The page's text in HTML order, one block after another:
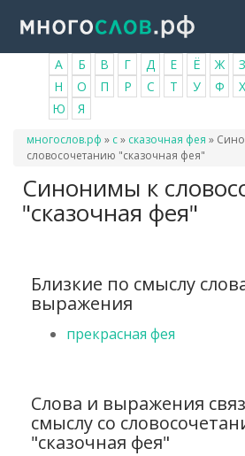
основному
содержанию
А Б В Г Д Е Ё Ж З
Н
О П Р С Т У Ф Х
Ю
Я
Вы
здесь
многослов.рф » с» сказочная фея »
словосочетанию "сказочная фея"
Синонимы к
"сказочная фея"
Близкие по смыслу
выражения
прекрасная фея
Слова и выражения
смыслу со
"сказочная фея"